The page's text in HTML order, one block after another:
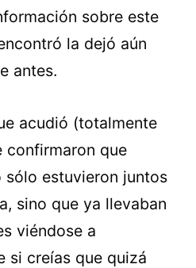
sobre este
la dejó aún
antes.
acudió (totalmente
confirmaron que
estuvieron juntos
sino que ya llevaban
viéndose a
si creías que quizá